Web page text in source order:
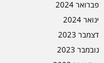
פברואר 2024
ינואר 2024
דצמבר 2023
נובמבר 2023